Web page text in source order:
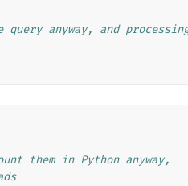
anyway, and
them in Python anyway,